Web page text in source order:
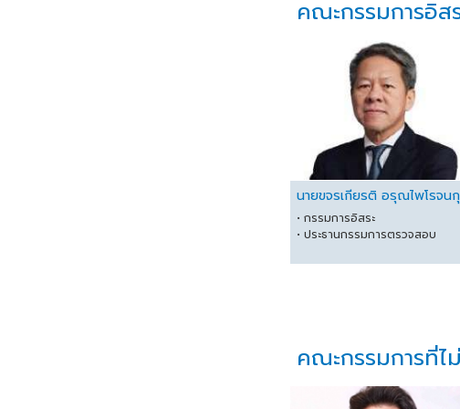
คณะกรรมการอิ
นายขจรเกียรติ อรุณไพโรจน
• กรรมการอิสระ
• ประธานกรรมการตรวจสอบ
คณะกรรมการที่ไ